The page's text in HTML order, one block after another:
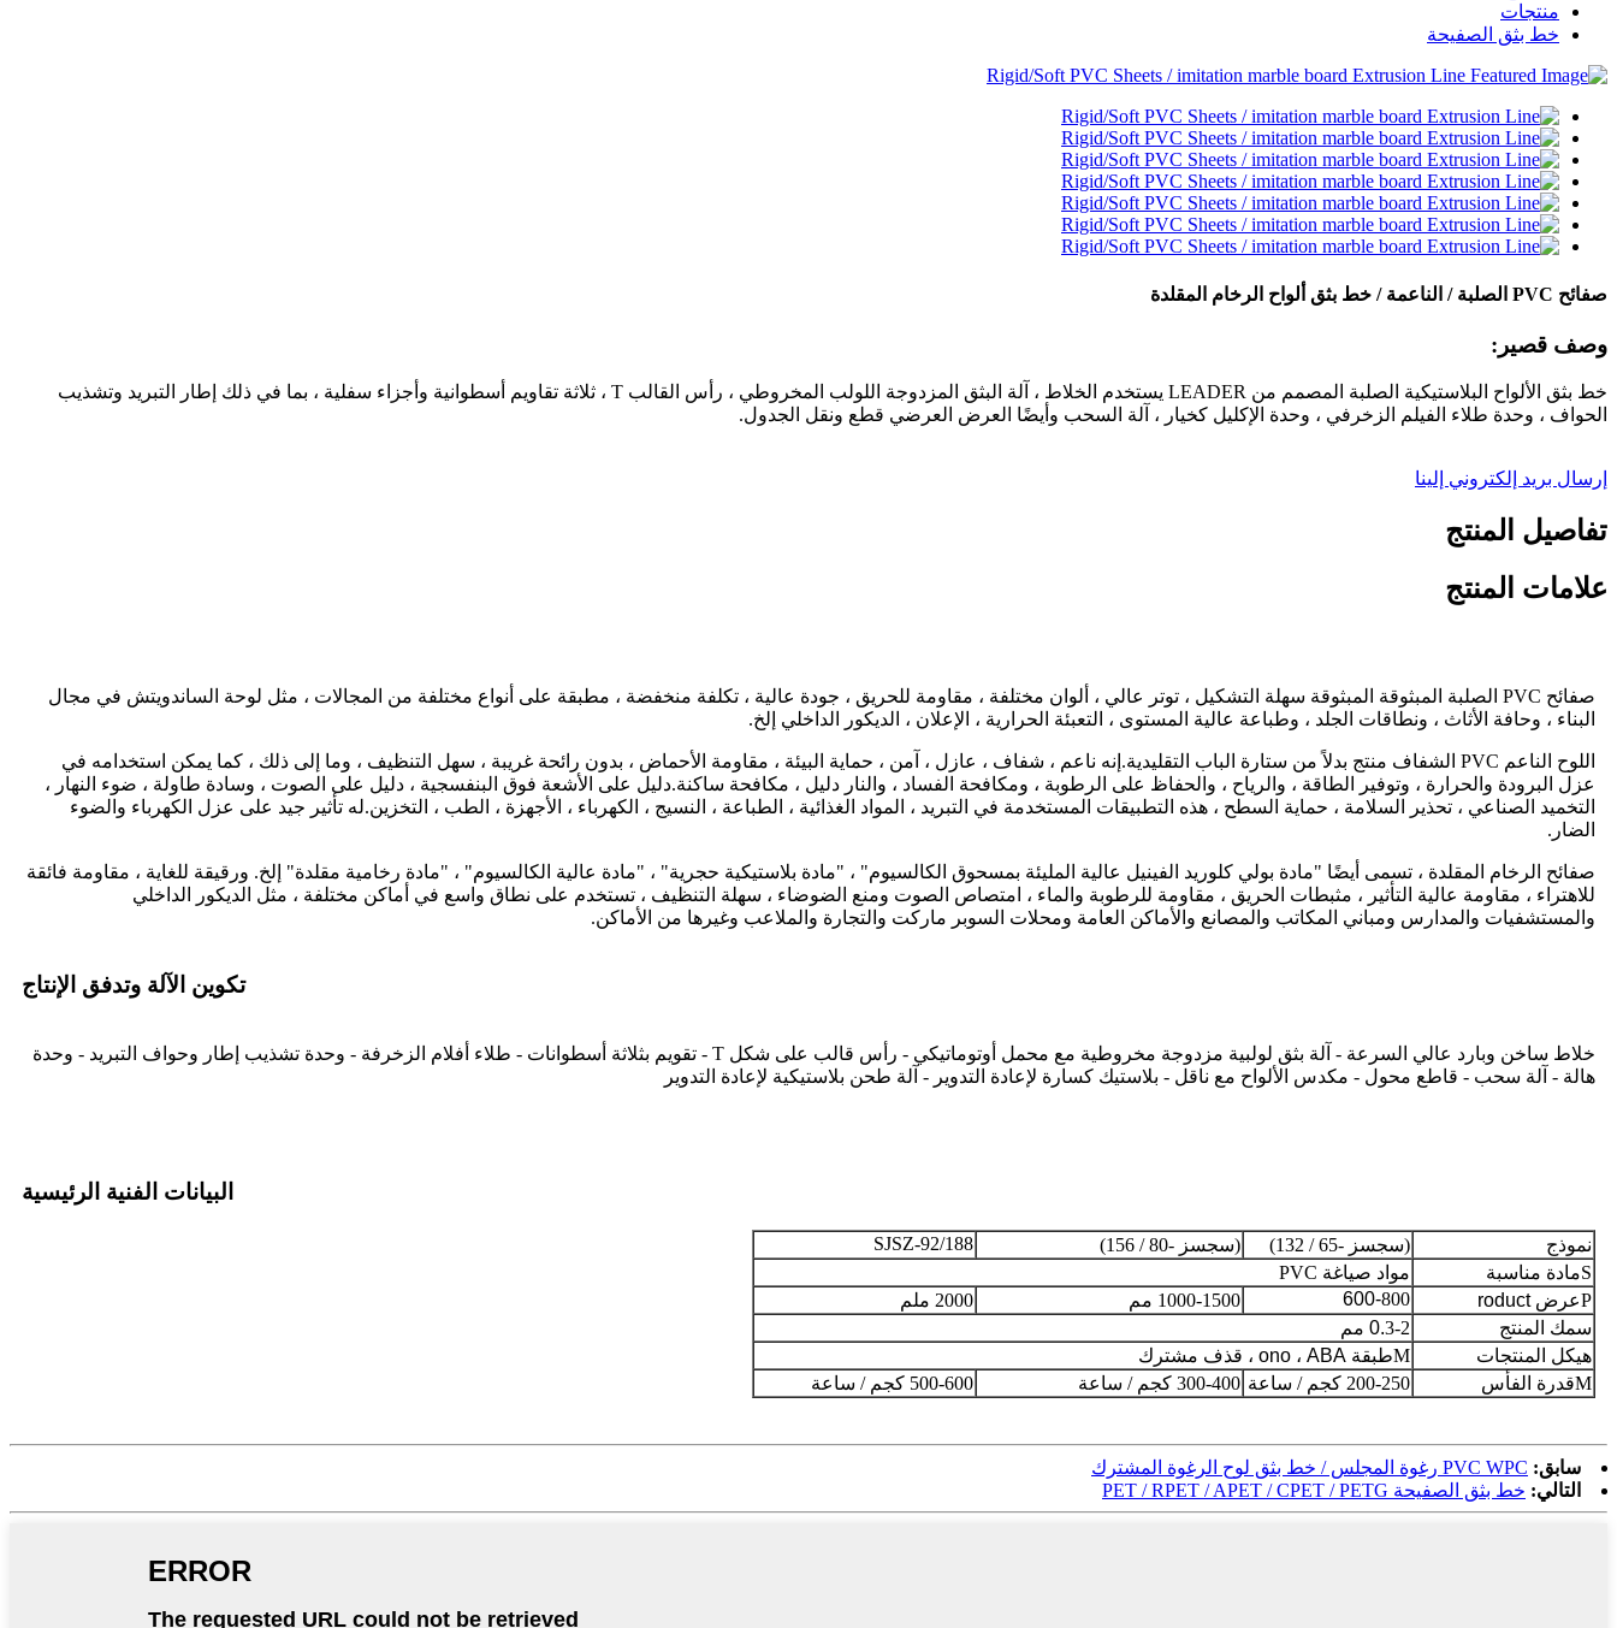
منتجات
خط بثق الصفيحة
صفائح PVC الصلبة / الناعمة / خط بثق ألواح الرخام المقلدة
وصف قصير:
خط بثق الألواح البلاستيكية الصلبة المصمم من LEADER يستخدم الخلاط ، آلة البثق المزدوجة اللولب المخروطي ، رأس القالب T ، ثلاثة تقاويم أسطوانية وأجزاء سفلية ، بما في ذلك إطار التبريد وتشذيب
الحواف ، وحدة طلاء الفيلم الزخرفي ، وحدة الإكليل كخيار ، آلة السحب وأيضًا العرض العرضي قطع ونقل الجدول.
إرسال بريد إلكتروني إلينا
تفاصيل المنتج
علامات المنتج
صفائح PVC الصلبة المبثوقة المبثوقة سهلة التشكيل ، توتر عالي ، ألوان مختلفة ، مقاومة للحريق ، جودة عالية ، تكلفة منخفضة ، مطبقة على أنواع مختلفة من المجالات ، مثل لوحة الساندويتش في مجال
البناء ، وحافة الأثاث ، ونطاقات الجلد ، وطباعة عالية المستوى ، التعبئة الحرارية ، الإعلان ، الديكور الداخلي إلخ.
اللوح الناعم PVC الشفاف منتج بدلاً من ستارة الباب التقليدية.إنه ناعم ، شفاف ، عازل ، آمن ، حماية البيئة ، مقاومة الأحماض ، بدون رائحة غريبة ، سهل التنظيف ، وما إلى ذلك ، كما يمكن استخدامه في
عزل البرودة والحرارة ، وتوفير الطاقة ، والرياح ، والحفاظ على الرطوبة ، ومكافحة الفساد ، والنار دليل ، مكافحة ساكنة.دليل على الأشعة فوق البنفسجية ، دليل على الصوت ، وسادة طاولة ، ضوء النهار ،
التخميد الصناعي ، تحذير السلامة ، حماية السطح ، هذه التطبيقات المستخدمة في التبريد ، المواد الغذائية ، الطباعة ، النسيج ، الكهرباء ، الأجهزة ، الطب ، التخزين.له تأثير جيد على عزل الكهرباء والضوء
الضار.
صفائح الرخام المقلدة ، تسمى أيضًا "مادة بولي كلوريد الفينيل عالية المليئة بمسحوق الكالسيوم" ، "مادة بلاستيكية حجرية" ، "مادة عالية الكالسيوم" ، "مادة رخامية مقلدة" إلخ. ورقيقة للغاية ، مقاومة فائقة
للاهتراء ، مقاومة عالية التأثير ، مثبطات الحريق ، مقاومة للرطوبة والماء ، امتصاص الصوت ومنع الضوضاء ، سهلة التنظيف ، تستخدم على نطاق واسع في أماكن مختلفة ، مثل الديكور الداخلي
والمستشفيات والمدارس ومباني المكاتب والمصانع والأماكن العامة ومحلات السوبر ماركت والتجارة والملاعب وغيرها من الأماكن.
تكوين الآلة وتدفق الإنتاج
خلاط ساخن وبارد عالي السرعة - آلة بثق لولبية مزدوجة مخروطية مع محمل أوتوماتيكي - رأس قالب على شكل T - تقويم بثلاثة أسطوانات - طلاء أفلام الزخرفة - وحدة تشذيب إطار وحواف التبريد - وحدة
هالة - آلة سحب - قاطع محول - مكدس الألواح مع ناقل - بلاستيك كسارة لإعادة التدوير - آلة طحن بلاستيكية لإعادة التدوير
البيانات الفنية الرئيسية
نموذج (سجسز -65 / 132) (سجسز -80 / 156)
SJSZ-92/188
Sمادة مناسبة
مواد صياغة PVC
Pعرض roduct 600-800 1000-1500 مم
2000 ملم
سمك المنتج
0.3-2 مم
هيكل المنتجات
Mطبقة ono ، ABA ، قذف مشترك
Mقدرة الفأس 200-250 كجم / ساعة 300-400 كجم / ساعة 500-600 كجم / ساعة
سابق: PVC WPC رغوة المجلس / خط بثق لوح الرغوة المشترك
التالي: خط بثق الصفيحة PET / RPET / APET / CPET / PETG